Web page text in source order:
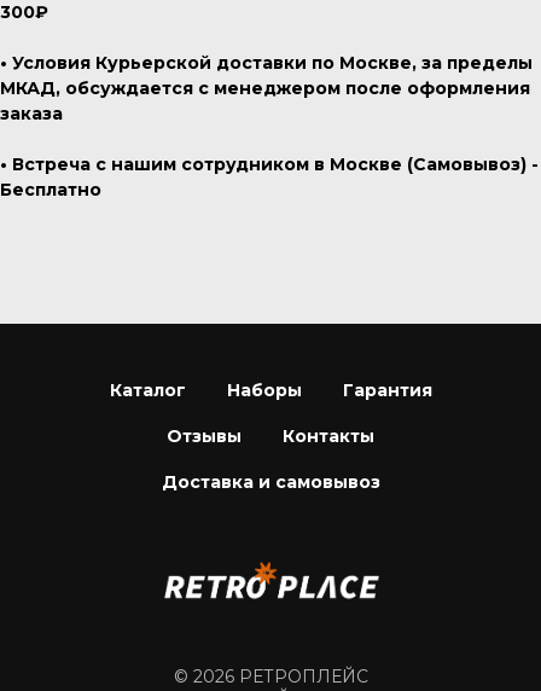
300₽
• Условия Курьерской доставки по Москве, за пределы
МКАД, обсуждается с менеджером после оформления
заказа
• Встреча с нашим сотрудником в Москве (Самовывоз) -
Бесплатно
Каталог Наборы Гарантия
Отзывы Контакты
Доставка и самовывоз
© 2026 РЕТРОПЛЕЙС